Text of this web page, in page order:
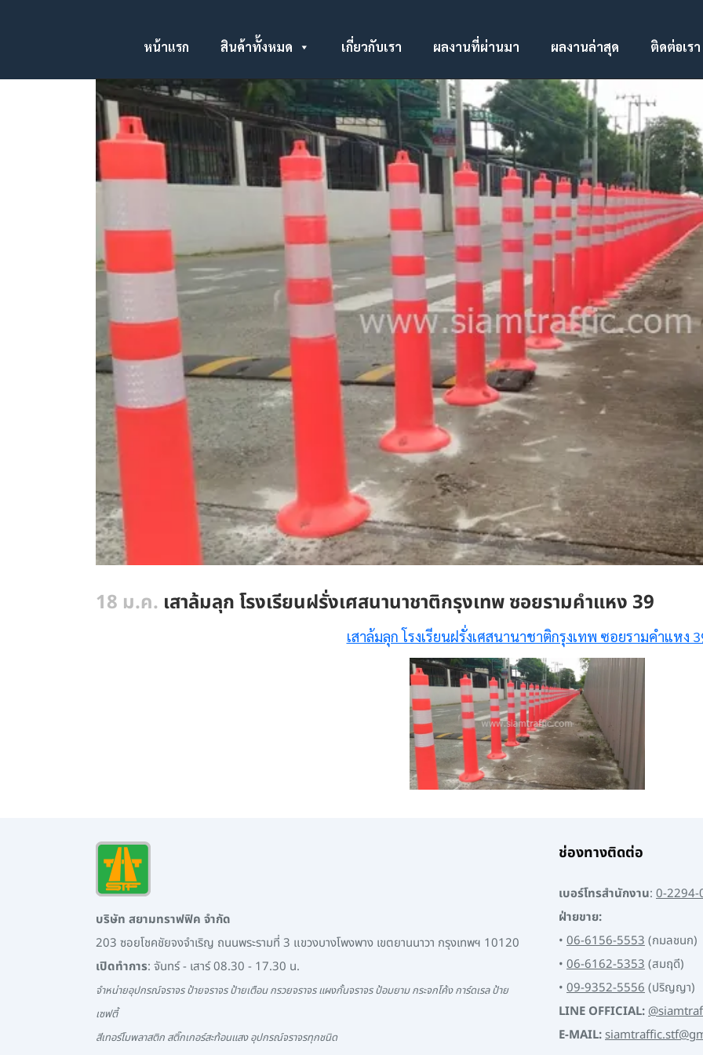
หน้าแรก สินค้าทั้งหมด เกี่ยวกับเรา ผลงานที่ผ่านมา ผลงานล่าสุด ติดต่อเรา
18 ม.ค. เสาล้มลุก โรงเรียนฝรั่งเศสนานาชาติกรุงเทพ ซอยรามคำแหง 39
เสาล้มลุก โรงเรียนฝรั่งเศสนานาชาติกรุงเทพ ซอยรามคำแหง
บริษัท สยามทราฟฟิค จำกัด
203 ซอยโชคชัยจงจำเริญ ถนนพระรามที่ 3 แขวงบางโพงพาง เขตยานนาวา กรุงเทพฯ 10120
เปิดทำการ: จันทร์ - เสาร์ 08.30 - 17.30 น.
จำหน่ายอุปกรณ์จราจร ป้ายจราจร ป้ายเตือน กรวยจราจร แผงกั้นจราจร ป้อมยาม กระจกโค้ง การ์ดเรล ป้าย
เซฟตี้
สีเทอร์โมพลาสติก สติ๊กเกอร์สะท้อนแสง อุปกรณ์จราจรทุกชนิด
ช่องทางติดต่อ
เบอร์โทรสำนักงาน: 0-
ฝ่ายขาย:
• 06-6156-5553(กมลชนก)
• 06-6162-5353(สมฤดี)
• 09-9352-5556(ปริญญา)
LINE OFFICIAL:
E-MAIL: